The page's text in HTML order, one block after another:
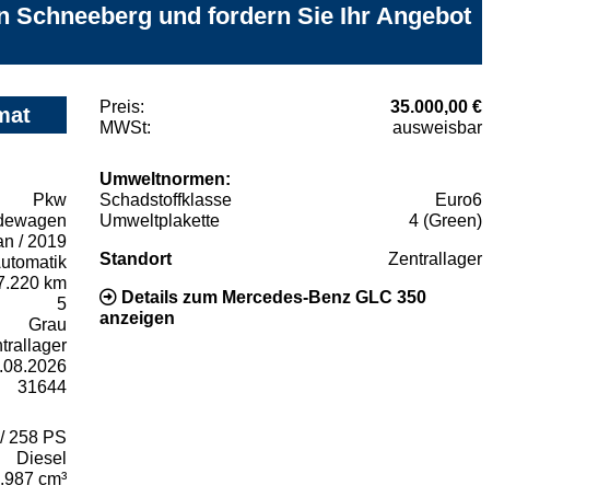
Schneeberg und fordern Sie Ihr Angebot
Preis:
35.000,00 €
MWSt:
ausweisbar
Pkw
/ 2019
km
5
Grau
31644
258 PS
Diesel
cm³
Umweltnormen:
Schadstoffklasse
Euro6
Umweltplakette
4 (Green)
Standort Zentrallager
Details zum Mercedes-Benz GLC 350
anzeigen